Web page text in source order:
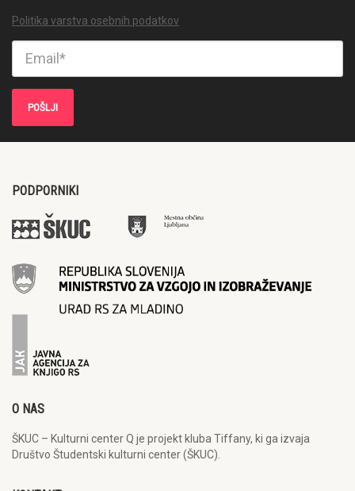
Politika varstva osebnih podatkov
PODPORNIKI
O NAS
ŠKUC – Kulturni center Q je projekt kluba Tiffany, ki ga izvaja
Društvo Študentski kulturni center (ŠKUC).